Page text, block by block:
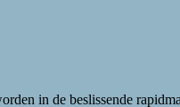
in de beslissende